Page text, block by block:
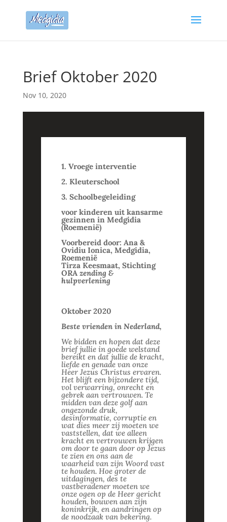
Brief Oktober 2020
Nov 10, 2020
1. Vroege interventie
2. Kleuterschool
3. Schoolbegeleiding
voor kinderen uit kansarme
gezinnen in Medgidia
(Roemenië)
Voorbereid door: Ana &
Ovidiu Ionica, Medgidia,
Roemenië
Tirza Keesmaat, Stichting
ORA zending &
hulpverlening
Oktober 2020
Beste vrienden in Nederland,
We bidden en hopen dat deze
brief jullie in goede welstand
bereikt en dat jullie de kracht,
liefde en genade van onze
Heer Jezus Christus ervaren.
Het blijft een bijzondere tijd,
vol verwarring, onrecht en
gebrek aan vertrouwen. Te
midden van deze golf aan
ongezonde druk,
desinformatie, corruptie en
wat dies meer zij moeten we
vaststellen, dat we alleen
kracht en vertrouwen krijgen
om door te gaan door op Jezus
te zien en ons aan de
waarheid van zijn Woord vast
te houden. Hoe groter de
uitdagingen, des te
vastberadener moeten we
onze ogen op de Heer gericht
houden, bouwen aan zijn
koninkrijk, en aandringen op
de noodzaak van bekering.